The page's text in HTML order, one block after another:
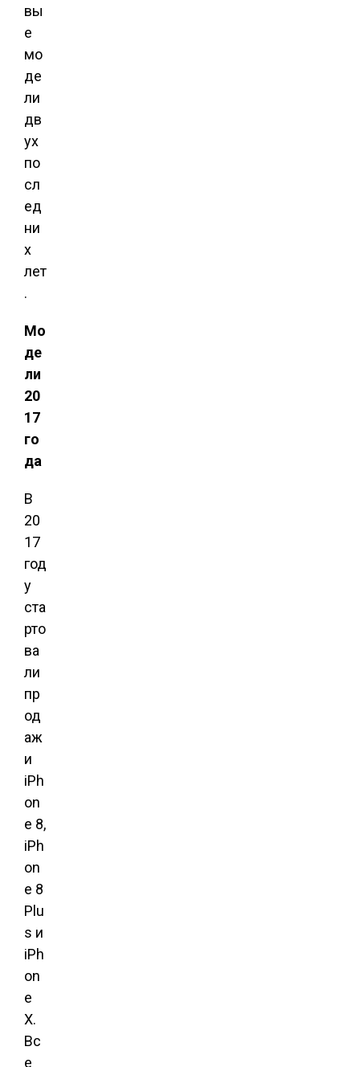
вы
е
мо
де
ли
дв
ух
по
сл
ед
ни
х
лет
.
Мо
де
ли
20
17
го
да
В
20
17
год
у
ста
рто
ва
ли
пр
од
аж
и
iPh
on
e 8,
iPh
on
e 8
Plu
s и
iPh
on
e
Х.
Вс
е